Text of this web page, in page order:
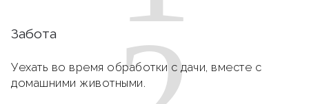
Забота
Уехать во время обработки с дачи, вместе с
домашними животными.